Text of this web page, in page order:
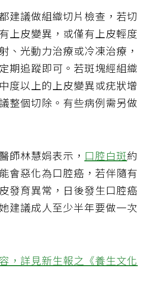
建議做組織切片檢查，若切
上皮變異，或僅有上皮輕度
、光動力治療或冷凍治療，
期追蹤即可。若斑塊經組織
度以上的上皮變異或疣狀增
整個切除。有些病例需另做
師林慧娟表示， 口腔白斑約
會惡化為口腔癌，若伴隨有
發育異常，日後發生口腔癌
建議成人至少半年要做一次
，詳見新生報之《養生文化